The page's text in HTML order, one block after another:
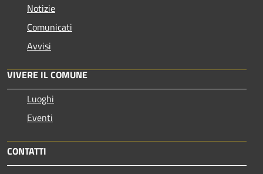
Notizie
Comunicati
Avvisi
VIVERE IL COMUNE
Luoghi
Eventi
CONTATTI